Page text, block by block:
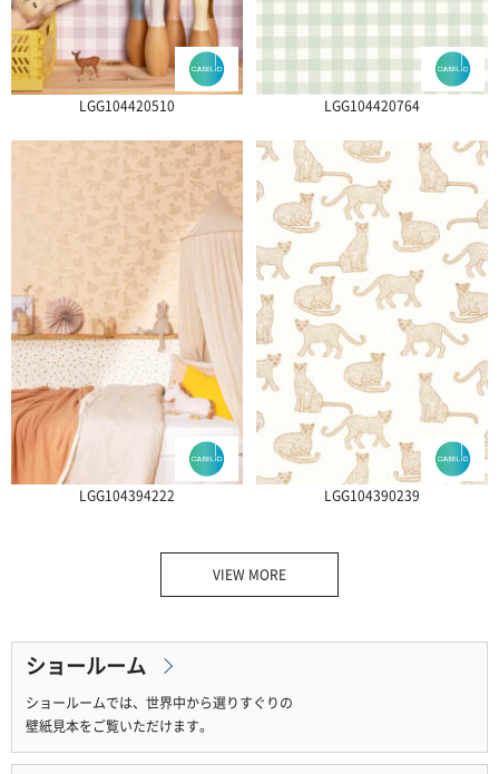
LGG104420510 LGG104420764
LGG104394222 LGG104390239
VIEW MORE
ショールーム
ショールームでは、世界中から選りすぐりの
壁紙見本をご覧いただけます。